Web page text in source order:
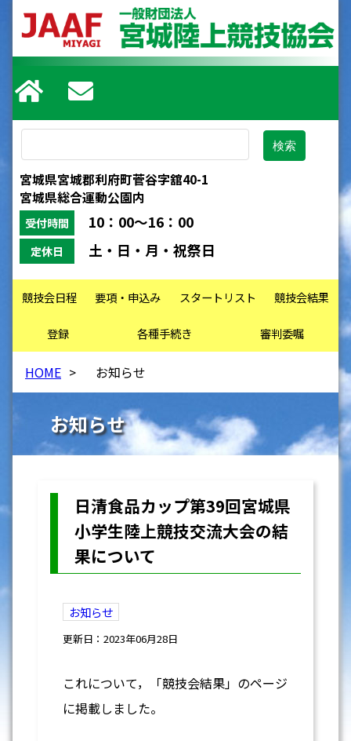
宮城県宮城郡利府町菅谷字舘40-1
宮城県総合運動公園内
受付時間 10：00～16：00
定休日 土・日・月・祝祭日
競技会日程 要項・申込み スタートリスト 競技会結果
登録 各種手続き 審判委嘱
HOME > お知らせ
お知らせ
日清食品カップ第39回宮城県
小学生陸上競技交流大会の結
果について
お知らせ
更新日：2023年06月28日
これについて，「競技会結果」のページ
に掲載しました。